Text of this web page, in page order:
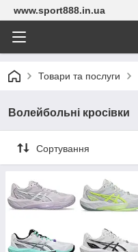
www.sport888.in.ua
Товари та послуги
Волейбольні кросівки
Сортування